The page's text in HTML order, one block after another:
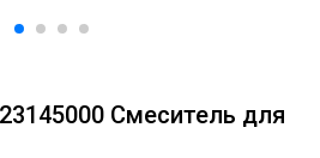
Смеситель для